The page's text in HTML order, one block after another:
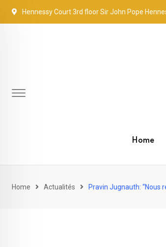
Skip
Hennessy Court 3rd floor Sir John Pope
Home
Home Actualités Pravin Jugnauth: “Nous